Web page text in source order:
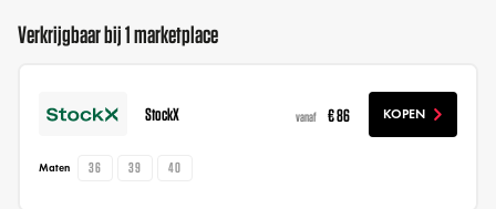
Verkrijgbaar bij 1 marketplace
StockX vanaf € 86 KOPEN
Maten 36 39 40